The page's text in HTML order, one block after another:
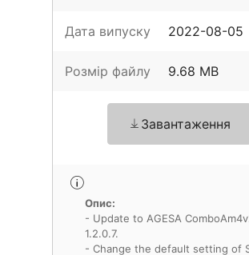
Дата випуску 2022-08-05
Розмір файлу 9.68 MB
Завантаження
Опис:
- Update to AGESA
1.2.0.7.
- Change the default setting of